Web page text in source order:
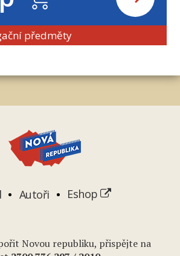
předměty
Autoři Eshop
Novou republiku, přispějte na